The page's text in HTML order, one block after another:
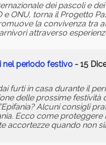
dei pascoli e
e ONU, torna il Progetto
la convivenza tra
attraverso
nel periodo festivo - 15
furti in casa durante il
delle prossime festività
Alcuni consigli
Ecco come proteggere
accortezze quando non